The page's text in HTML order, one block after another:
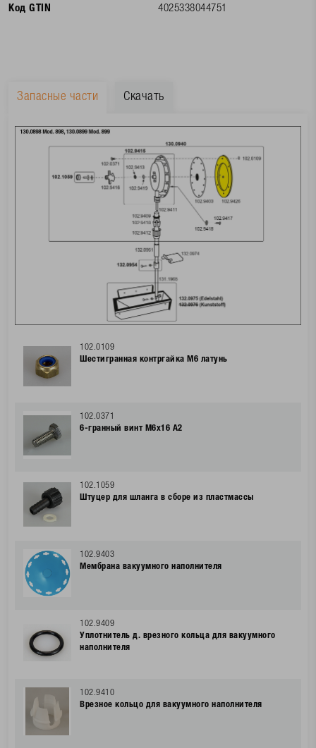
Код GTIN
4025338044751
Запасные части Скачать
102.0109
Шестигранная контргайка М6 латунь
102.0371
6-гранный винт M6x16 А2
102.1059
Штуцер для шланга в сборе из пластмассы
102.9403
Мембрана вакуумного наполнителя
102.9409
Уплотнитель д. врезного кольца для вакуумного
наполнителя
102.9410
Врезное кольцо для вакуумного наполнителя